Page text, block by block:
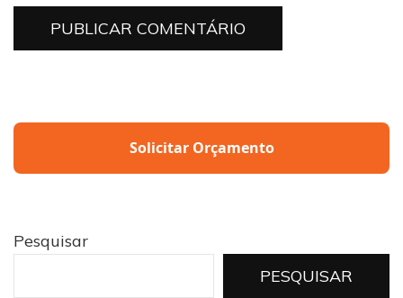
Solicitar Orçamento
Pesquisar
PESQUISAR